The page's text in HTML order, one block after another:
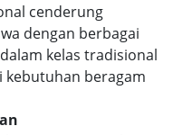
cenderung
dengan berbagai
kelas tradisional
beragam